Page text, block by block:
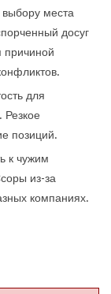
места
досуг
причиной
для
Резкое
позиций.
к чужим
из-за
компаниях.